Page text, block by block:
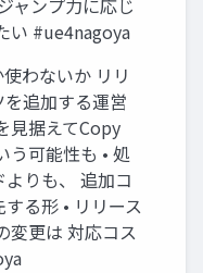
ャンプ力に応じ
い #ue4nagoya
わないか リリ
追加する運営
見据えてCopy
う可能性も • 処
りも、 追加コ
る形 • リリース
更は 対応コス